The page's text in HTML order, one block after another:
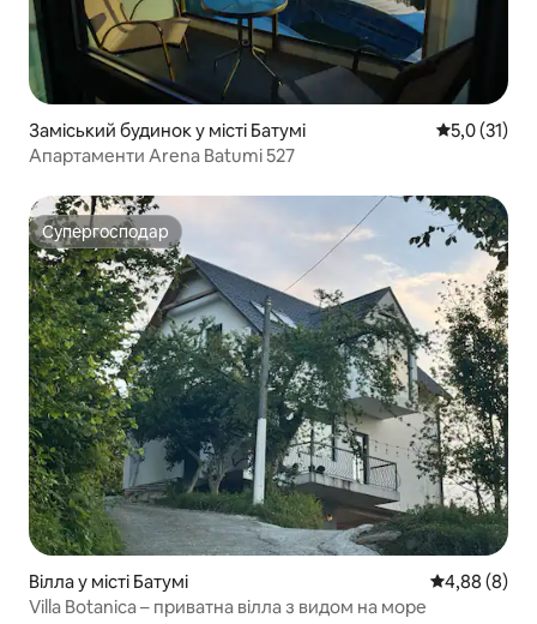
Заміський будинок у місті Батумі Середня
5,0 (31)
Апартаменти Arena Batumi 527
Супергосподар
Супергосподар
Вілла у місті Батумі Середня
4,88 (8)
Villa Botanica – приватна вілла з видом на море